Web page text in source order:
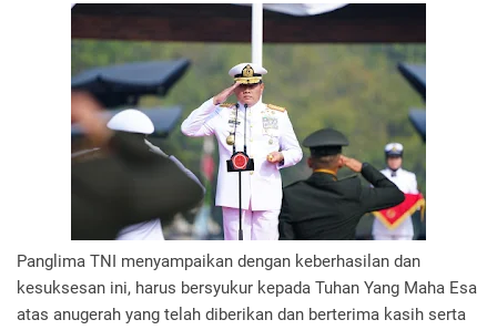
Panglima TNI menyampaikan dengan keberhasilan dan
kesuksesan ini, harus bersyukur kepada Tuhan Yang Maha Esa
atas anugerah yang telah diberikan dan berterima kasih serta